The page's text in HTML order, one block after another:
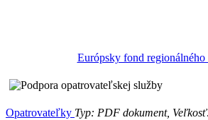
Európsky fond regionálného
Opatrovateľky Typ: PDF dokument,